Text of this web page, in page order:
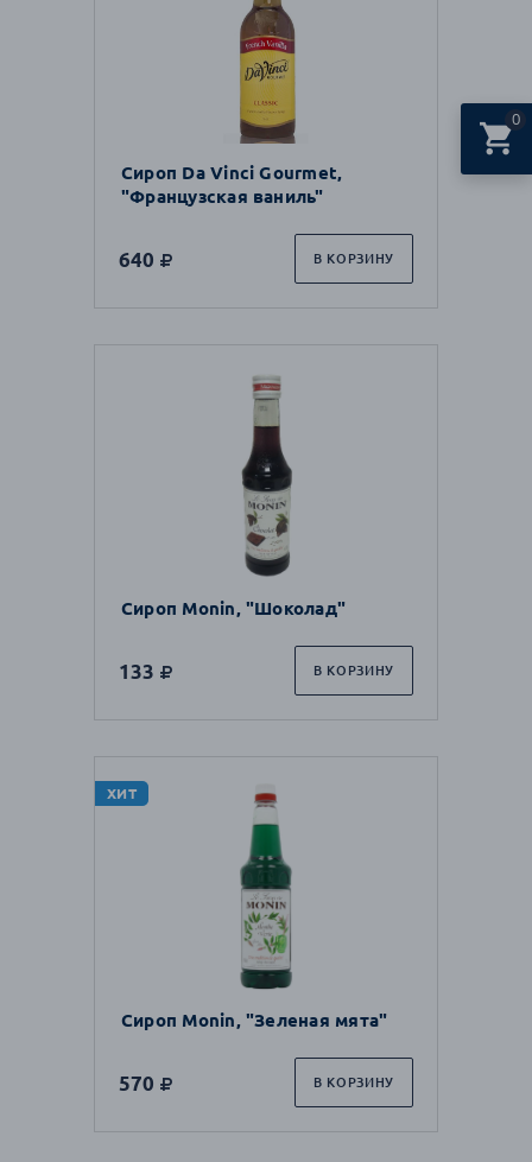
0
Сироп Da Vinci Gourmet,
"Французская ваниль"
640 В КОРЗИНУ
Сироп Monin, "Шоколад"
133 В КОРЗИНУ
ХИТ
Сироп Monin, "Зеленая мята"
570 В КОРЗИНУ